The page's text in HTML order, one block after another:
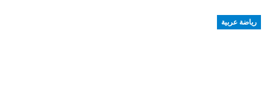
رياضة عربية